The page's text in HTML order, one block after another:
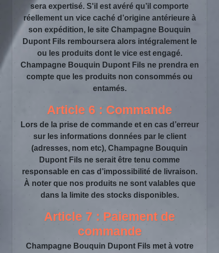
sera expertisé. S'il est avéré qu’il comporte
réellement un vice caché d’origine antérieure à
son expédition, le site Champagne Bouquin
Dupont Fils remboursera alors intégralement le
ou les produits dont le vice est engagé.
Champagne Bouquin Dupont Fils ne prendra en
compte que les produits non consommés ou
entamés.
Article 6 : Commande
Lors de la prise de commande et en cas d’erreur
sur les informations données par le client
(adresses, nom etc), Champagne Bouquin
Dupont Fils ne serait être tenu comme
responsable en cas d’impossibilité de livraison.
À noter que nos produits ne sont valables que
dans la limite des stocks disponibles.
Article 7 : Paiement de
commande
Champagne Bouquin Dupont Fils met à votre